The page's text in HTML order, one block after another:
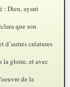
: Dieu, ayant
que son
d’autres créatures
la gloire, et avec
de la